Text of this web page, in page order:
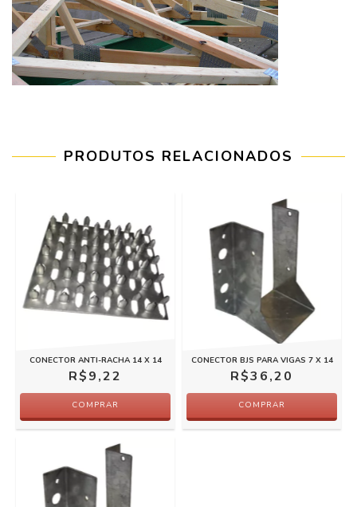
PRODUTOS RELACIONADOS
CONECTOR ANTI-RACHA 14 X 14
R$9,22
COMPRAR
CONECTOR BJS PARA VIGAS 7 X 14
R$36,20
COMPRAR